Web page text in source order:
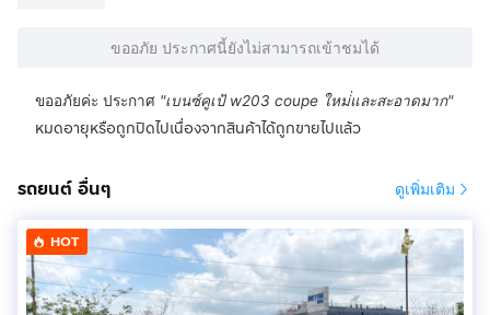
ขออภัย ประกาศนี้ยังไม่สามารถเข้าชมได้
ขออภัยค่ะ ประกาศ "เบนซ์คูเป้ w203 coupe ใหม่่และสะอาดมาก"
หมดอายุหรือถูกปิดไปเนื่องจากสินค้าได้ถูกขายไปแล้ว
รถยนต์ อื่นๆ ดูเพิ่มเติม
HOT